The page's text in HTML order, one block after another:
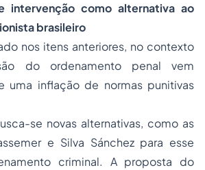
como alternativa ao
brasileiro
nos itens anteriores, no contexto
do ordenamento penal vem
uma inflação de normas punitivas
se novas alternativas, como as
e Silva Sánchez para esse
criminal. A proposta do